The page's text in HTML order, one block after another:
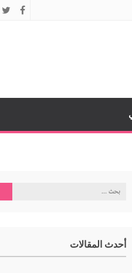
البحث
أحدث المقالات